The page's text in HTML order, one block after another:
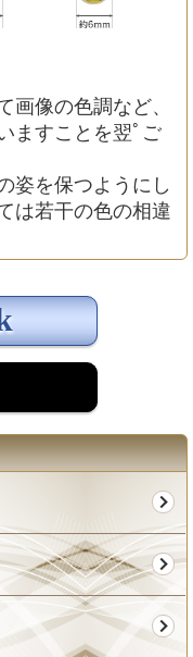
像の色調など、
ますことを翌ﾟご
姿を保つようにし
は若干の色の相違